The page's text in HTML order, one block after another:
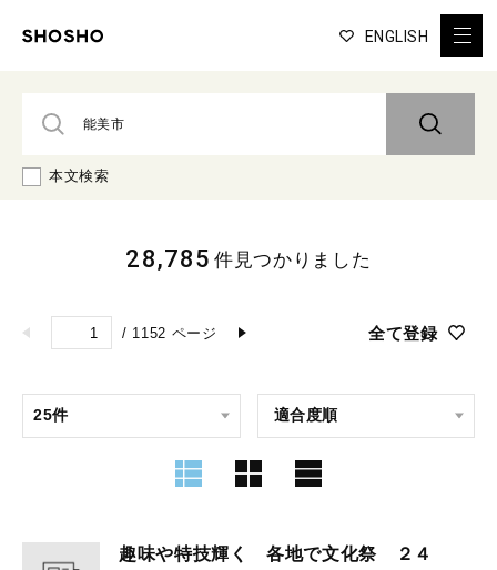
ENGLISH
本文検索
/ 1152 ページ 全て登録
28,785 件見つかりました
趣味や特技輝く 各地で文化祭 ２４